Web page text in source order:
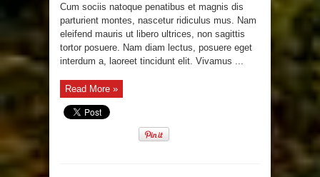
Cum sociis natoque penatibus et magnis dis
parturient montes, nascetur ridiculus mus. Nam
eleifend mauris ut libero ultrices, non sagittis
tortor posuere. Nam diam lectus, posuere eget
interdum a, laoreet tincidunt elit. Vivamus ...
Read More »